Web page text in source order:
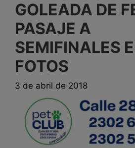
GOLEADA DE
PASAJE A
SEMIFINALES
FOTOS
3 de abril de 2018